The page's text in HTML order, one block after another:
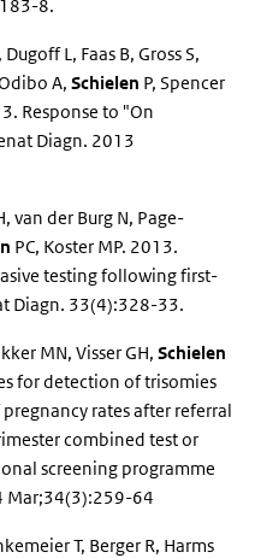
8.
L, Faas B, Gross S,
A, Schielen P, Spencer
Response to "On
Diagn. 2013
van der Burg N, Page-
PC, Koster MP. 2013.
testing following first-
Diagn. 33(4):328-33.
MN, Visser GH, Schielen
for detection of trisomies
rates after referral
combined test or
screening programme
Mar;34(3):259-64
T, Berger R, Harms